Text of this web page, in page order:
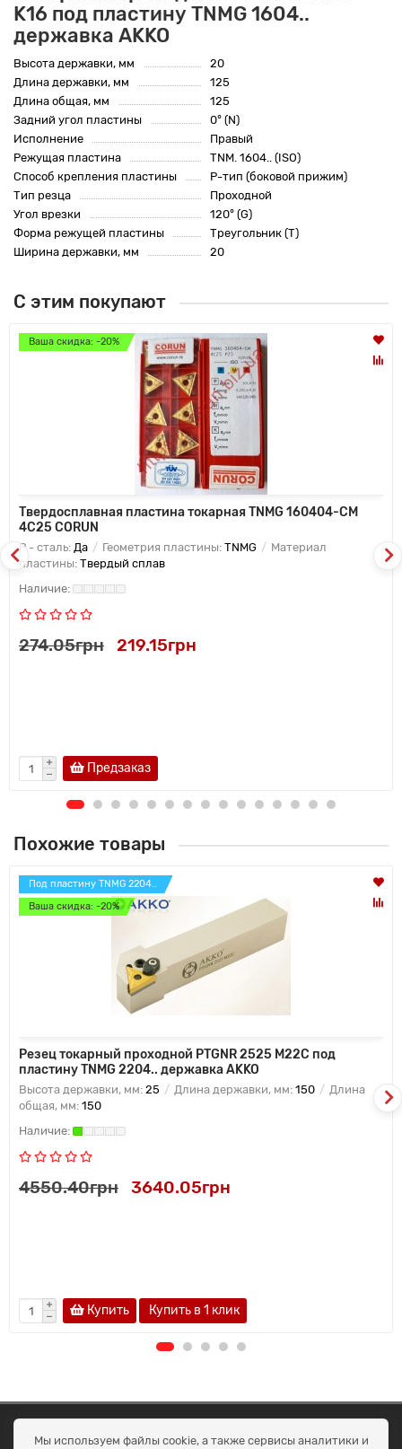
K16 под пластину TNMG 1604..
державка AKKO
Высота державки, мм
20
Длина державки, мм
125
Длина общая, мм
125
Задний угол пластины
0° (N)
Исполнение
Правый
Режущая пластина
TNM. 1604.. (ISO)
Способ крепления пластины
P-тип (боковой прижим)
Тип резца
Проходной
Угол врезки
120° (G)
Форма режущей пластины
Треугольник (T)
Ширина державки, мм
20
С этим покупают
Ваша скидка: -20%
Твердосплавная пластина токарная TNMG 160404-CM
4C25 CORUN
P - сталь: Да Геометрия пластины: TNMG
Материал
пластины: Твердый сплав
274.05грн 219.15грн
Предзаказ
Похожие товары
Под пластину TNMG 2204..
Ваша скидка: -20%
Резец токарный проходной PTGNR 2525 M22C под
пластину TNMG 2204.. державка AKKO
Высота державки, мм: 25 Длина державки, мм: 150
Длина
общая, мм: 150
4550.40грн 3640.05грн
Купить Купить в 1 клик
ОКЕАН ТРЕЙД
Договір публичної оферти
Мы используем файлы cookie, а также сервисы аналитики и